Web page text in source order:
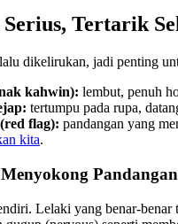
Serius, Tertarik
dikelirukan, jadi penting
kahwin): lembut, penuh
tertumpu pada rupa,
flag): pandangan yang
kita.
Pandangan
Lelaki yang benar-